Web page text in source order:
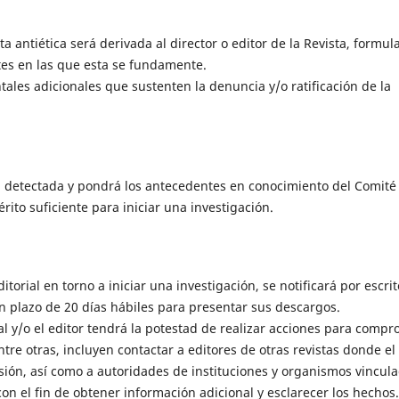
antiética será derivada al director o editor de la Revista,
en las que esta se fundamente.
adicionales que sustenten la denuncia y/o ratificación de la
y pondrá los antecedentes en conocimiento del Comité
suficiente para iniciar una investigación.
en torno a iniciar una investigación, se notificará por
de 20 días hábiles para presentar sus descargos.
y/o el editor tendrá la potestad de realizar acciones para
otras, incluyen contactar a editores de otras revistas donde el
así como a autoridades de instituciones y organismos
el fin de obtener información adicional y esclarecer los hechos.